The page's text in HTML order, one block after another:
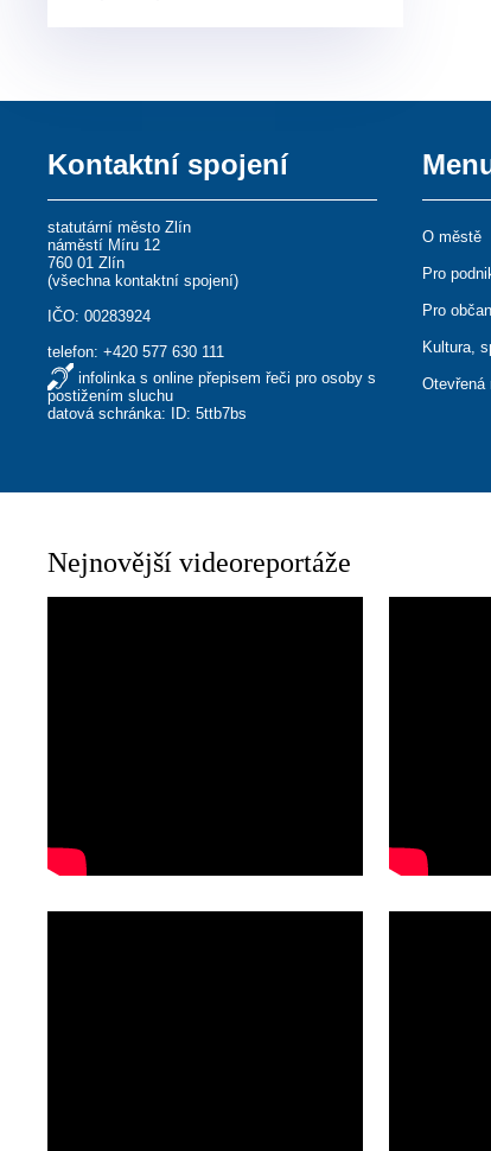
Kontaktní spojení
statutární město Zlín
náměstí Míru 12
760 01 Zlín
(všechna kontaktní spojení)
IČO: 00283924
telefon:+420 577 630 111
infolinka s online přepisem řeči pro osoby s
postižením sluchu
datová schránka: ID: 5ttb7bs
O městě
Pro
Pro
Kultura,
Otevřená
Nejnovější videoreportáže